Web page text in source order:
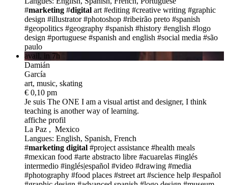
#marketing #digital art #editing #creative writing #graphic
design #illustrator #photoshop #ribeirão preto #spanish
#geopolitics #geography #spanish #history #english #logo
design #portuguese #spanish and english #social media #são
paulo
avail. in 7h
Damián
García
art, music, skating
€ 0,10 pm
Je suis The ONE I am a visual artist and designer, I think
teaching is another way of learning.
affiche profil
La Paz , Mexico
Langues: English, Spanish, French
#marketing digital #project assistance #health meals
#mexican food #arte abstracto libre #acuarelas #inglés
intermedio #inglés|español #video #drawing #media
#photography #food places #street art #science help #español